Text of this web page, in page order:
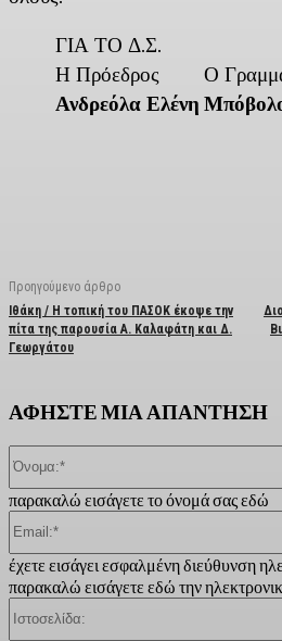
ΓΙΑ ΤΟ Δ.Σ.
Η Πρόεδρος
Ο
Ανδρεόλα Ελένη
Προηγούμενο άρθρο
Ιθάκη / Η τοπική του ΠΑΣΟΚ έκοψε την
πίτα της παρουσία Α. Καλαφάτη και Δ.
Γεωργάτου
ΑΦΗΣΤΕ ΜΙΑ ΑΠΑΝΤΗΣΗ
παρακαλώ εισάγετε το όνομά σας εδώ
έχετε εισάγει εσφαλμένη διεύθυνση
παρακαλώ εισάγετε εδώ την